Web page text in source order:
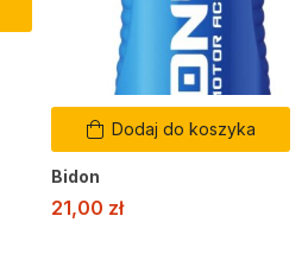
Dodaj do koszyka
Bidon
21,00 zł